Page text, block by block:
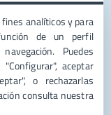
7 copias
a 30?
el Servidor VPS
de backup
y retención de
analíticos y para
de un perfil
Puedes
aceptar
o rechazarlas
consulta nuestra